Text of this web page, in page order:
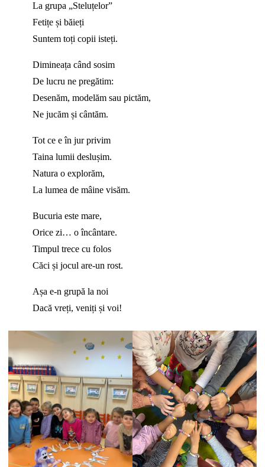
La grupa „Steluțelor”
Fetițe și băieți
Suntem toți copii isteți.
Dimineața când sosim
De lucru ne pregătim:
Desenăm, modelăm sau pictăm,
Ne jucăm și cântăm.
Tot ce e în jur privim
Taina lumii deslușim.
Natura o explorăm,
La lumea de mâine visăm.
Bucuria este mare,
Orice zi… o încântare.
Timpul trece cu folos
Căci și jocul are-un rost.
Așa e-n grupă la noi
Dacă vreți, veniți și voi!